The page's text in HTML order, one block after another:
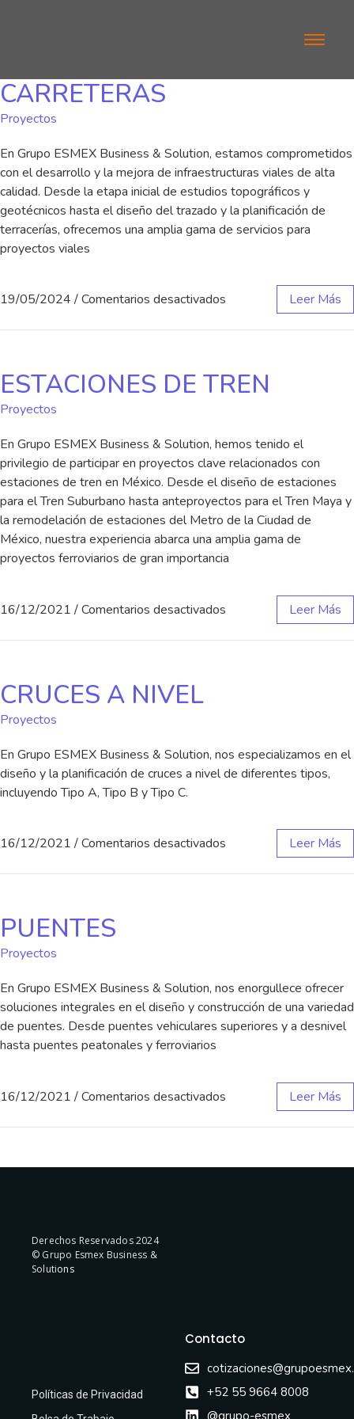
CARRETERAS
Proyectos
En Grupo ESMEX Business & Solution, estamos comprometidos
con el desarrollo y la mejora de infraestructuras viales de alta
calidad. Desde la etapa inicial de estudios topográficos y
geotécnicos hasta el diseño del trazado y la planificación de
terracerías, ofrecemos una amplia gama de servicios para
proyectos viales
19/05/2024 /Comentarios desactivados Leer Más
ESTACIONES DE TREN
Proyectos
En Grupo ESMEX Business & Solution, hemos tenido el
privilegio de participar en proyectos clave relacionados con
estaciones de tren en México. Desde el diseño de estaciones
para el Tren Suburbano hasta anteproyectos para el Tren Maya y
la remodelación de estaciones del Metro de la Ciudad de
México, nuestra experiencia abarca una amplia gama de
proyectos ferroviarios de gran importancia
16/12/2021 /Comentarios desactivados Leer Más
CRUCES A NIVEL
Proyectos
En Grupo ESMEX Business & Solution, nos especializamos en el
diseño y la planificación de cruces a nivel de diferentes tipos,
incluyendo Tipo A, Tipo B y Tipo C.
16/12/2021 /Comentarios desactivados Leer Más
PUENTES
Proyectos
En Grupo ESMEX Business & Solution, nos enorgullece ofrecer
soluciones integrales en el diseño y construcción de una variedad
de puentes. Desde puentes vehiculares superiores y a desnivel
hasta puentes peatonales y ferroviarios
16/12/2021 /Comentarios desactivados Leer Más
Derechos Reservados 2024
© Grupo Esmex Business &
Solutions
Políticas de Privacidad
Contacto
+52 55 9664 8008
@grupo-esmex